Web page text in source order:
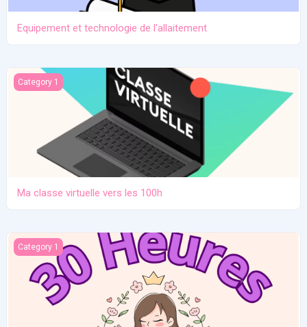
Equipement et technologie de l'allaitement
Ma classe virtuelle vers les 100h
Category 1
Ma classe virtuelle vers les 100h
Atelier pratique 27/12/2025
Category 1